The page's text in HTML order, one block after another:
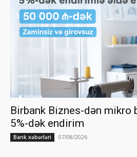
Birbank Biznes-dən mikro
5%-dək endirim
Bank xəbərləri 07/08/2026